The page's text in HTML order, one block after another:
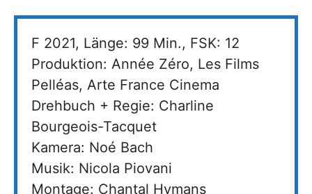
F 2021, Länge: 99 Min., FSK: 12
Produktion: Année Zéro, Les Films
Pelléas, Arte France Cinema
Drehbuch + Regie: Charline
Bourgeois-Tacquet
Kamera: Noé Bach
Musik: Nicola Piovani
Montage: Chantal Hymans